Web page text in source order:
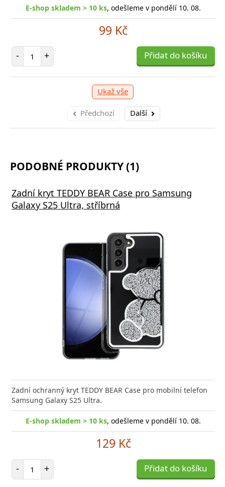
E-shop skladem > 10 ks, odešleme v pondělí 10. 08.
99 Kč
- Počet položek
+ Přidat do košíku
Ukaž vše
Předchozí Další
249 Kč
1 039 Kč
PODOBNÉ PRODUKTY (1)
Zadní kryt TEDDY BEAR Case pro Samsung
Galaxy S25 Ultra, stříbrná
Zadní ochranný kryt TEDDY BEAR Case pro mobilní telefon
Samsung Galaxy S25 Ultra.
E-shop skladem > 10 ks, odešleme v pondělí 10. 08.
129 Kč
- Počet položek
+ Přidat do košíku